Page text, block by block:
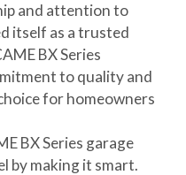
and attention to
itself as a trusted
BX Series
to quality and
for homeowners
BX Series garage
by making it smart.